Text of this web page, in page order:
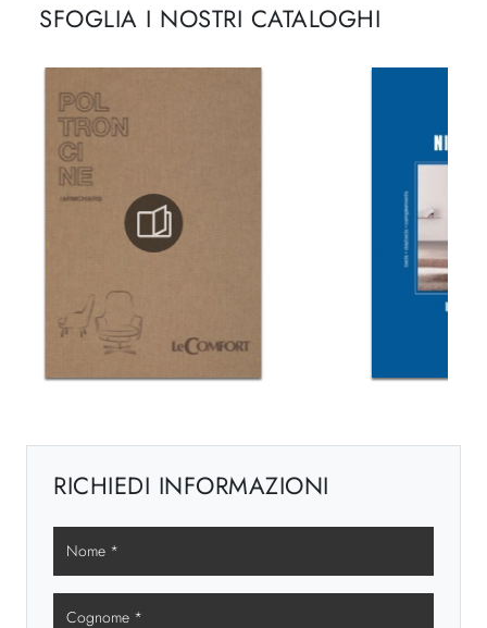
SFOGLIA I NOSTRI CATALOGHI
RICHIEDI INFORMAZIONI